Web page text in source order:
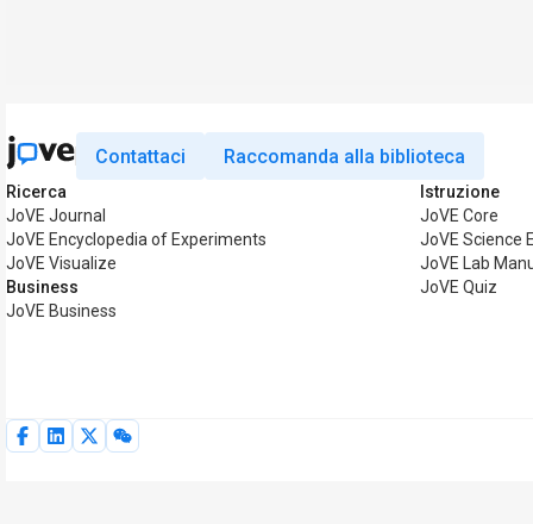
Contattaci Raccomanda alla biblioteca
Ricerca
JoVE Journal
JoVE Encyclopedia of Experiments
JoVE Visualize
Business
JoVE Business
Istruzione
JoVE Core
JoVE Science
JoVE Lab
JoVE Quiz